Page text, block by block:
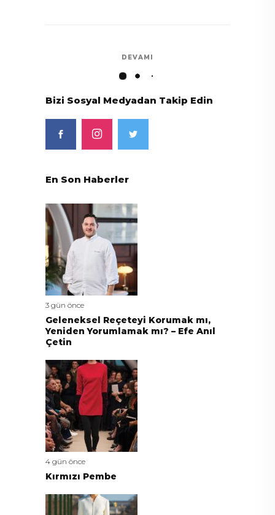
DEVAMI
Bizi Sosyal Medyadan Takip Edin
En Son Haberler
3 gün önce
Geleneksel Reçeteyi Korumak mı,
Yeniden Yorumlamak mı? – Efe Anıl
Çetin
4 gün önce
Kırmızı Pembe